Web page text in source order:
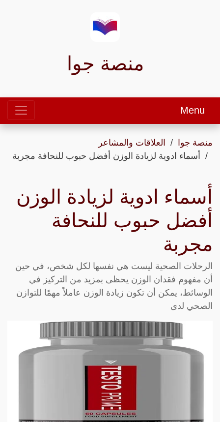
منصة جوا
Menu
منصة جوا
العلاقات والمشاعر
أسماء ادوية لزيادة الوزن أفضل حبوب للنحافة مجربة
أسماء ادوية لزيادة الوزن
أفضل حبوب للنحافة
مجربة
الرحلات الصحية ليست هي نفسها لكل شخص، في حين
أن مفهوم فقدان الوزن يحظى بمزيد من التركيز في
الوسائط، يمكن أن تكون زيادة الوزن عاملاً مهمًا للتوازن
الصحي لدى